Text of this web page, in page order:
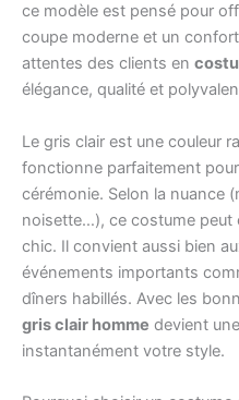
ce modèle est pensé pour
coupe moderne et un
attentes des clients en
élégance, qualité et
Le gris clair est une couleur
fonctionne parfaitement
cérémonie. Selon la nuance
noisette…), ce costume peut
chic. Il convient aussi bien
événements importants
dîners habillés. Avec les
gris clair homme devient
instantanément votre style.